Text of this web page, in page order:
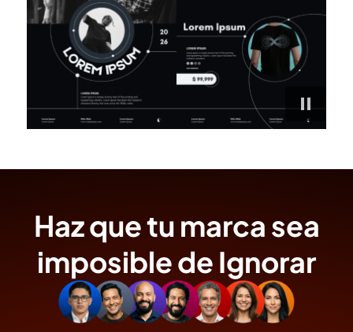
Haz que tu marca sea
imposible de Ignorar